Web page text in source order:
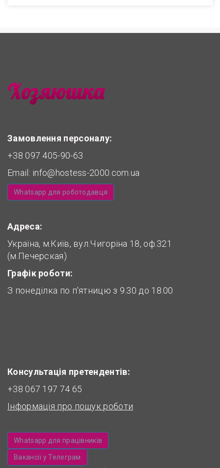
Замовлення персоналу:
+38 097 405-90-63
Email: info@hostess-2000.com.ua
Whatsapp для роботодавця
Адреса:
Україна, м.Київ, вул.Чигоріна 18, оф.321
(м.Печерская)
Графік роботи:
З понеділка по п'ятницю з 9.30 до 18.00
Консультація претендентів:
+38 067 197 74 65
Інформація про пошук роботи
Whatsapp для працівників
Вакансії у Телеграм